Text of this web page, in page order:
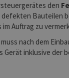
den
defekten Bauteilen
Auftrag zu
nach dem
Gerät inklusive der